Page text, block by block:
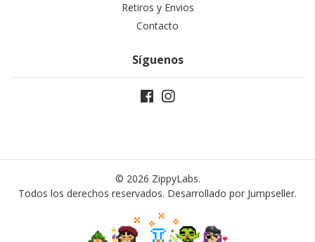
Retiros y Envios
Contacto
Síguenos
© 2026 ZippyLabs.
Todos los derechos reservados. Desarrollado por Jumpseller.